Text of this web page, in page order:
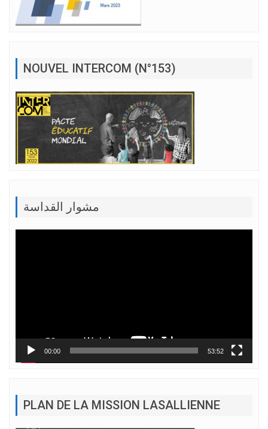
NOUVEL INTERCOM (N°153)
مشوار القداسة
00:00 53:52
PLAN DE LA MISSION LASALLIENNE